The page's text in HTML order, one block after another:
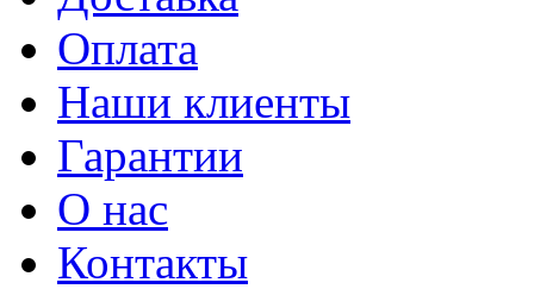
Оплата
Наши клиенты
Гарантии
О нас
Контакты